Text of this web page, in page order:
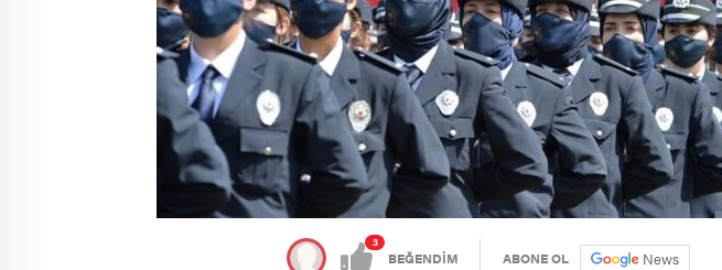
3
BEĞENDİM ABONE OL News